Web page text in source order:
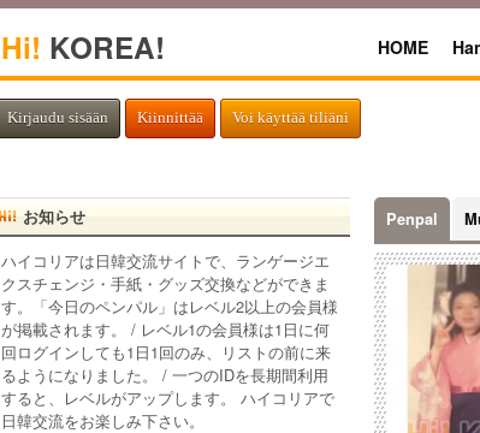
Hi! KOREA! HOME
Kirjaudu sisään Kiinnittää Voi käyttää tiliäni
お知らせ
ハイコリアは日韓交流サイトで、ランゲージエ
クスチェンジ・手紙・グッズ交換などができま
す。「今日のペンパル」はレベル2以上の会員様
が掲載されます。 / レベル1の会員様は1日に何
回ログインしても1日1回のみ、リストの前に来
るようになりました。 / 一つのIDを長期間利用
すると、レベルがアップします。 ハイコリアで
日韓交流をお楽しみ下さい。
Penpal